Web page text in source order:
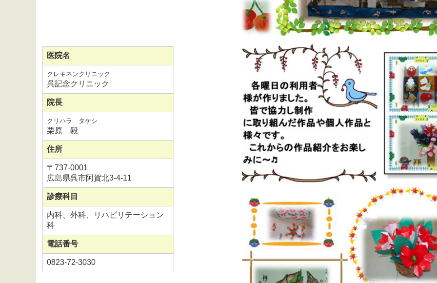
医院名
クレキネンクリニック
呉記念クリニック
院長
クリハラ タケシ
栗原 毅
住所
〒 737-0001
広島県呉市阿賀北3-4-11
診療科目
内科、外科、リハビリテーション
科
電話番号
0823-72-3030